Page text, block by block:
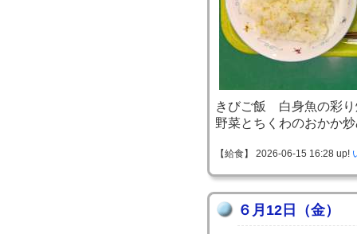
きびご飯 白身魚の彩り
野菜とちくわのおかか
【給食】 2026-06-15 16:28 up!
６月12日（金）